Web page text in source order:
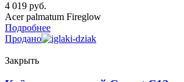
4 019 руб.
Acer palmatum Fireglow
Подробнее
Продано
Закрыть